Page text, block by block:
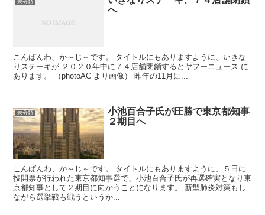
未分類
へ
こんばんわ、か～じ～です。 タイトルにもありますように、いきな
りステーキが ２０２０年中に７４店舗閉鎖するとヤフーニュース に
あります。 （photoAC より画像） 昨年の11月に...
未分類
小池百合子氏が圧勝で東京都知事
２期目へ
こんばんわ、か～じ～です。 タイトルにもありますように、５日に
投開票が行われた東京都知事選で、小池百合子氏が再選確実となり東
京都知事として２期目に向かうことになります。 新型肺炎対策もし
ながら選挙戦も戦うというか...